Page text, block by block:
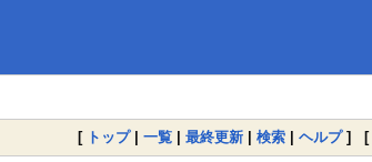
[ トップ| 一覧 | 最終更新 | 検索 | ヘルプ] [